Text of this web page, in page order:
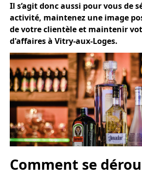
Il s’agit donc aussi pour vous de
activité, maintenez une image
de votre clientèle et maintenir
d'affaires à Vitry-aux-Loges.
Comment se